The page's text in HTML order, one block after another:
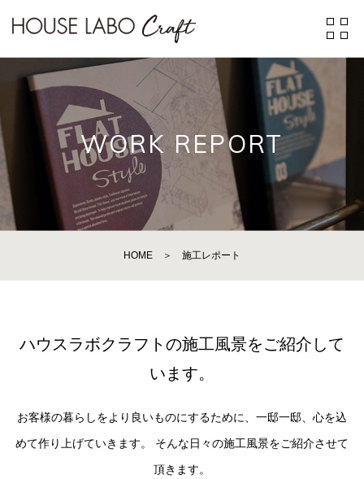
WORK REPORT
HOME ＞ 施工レポート
ハウスラボクラフトの施工風景をご紹介して
います。
お客様の暮らしをより良いものにするために、一邸一邸、心を込
めて作り上げていきます。
そんな日々の施工風景をご紹介させて
頂きます。